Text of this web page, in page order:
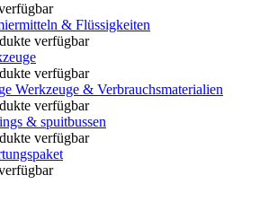
& Flüssigkeiten
verfügbar
verfügbar
Werkzeuge & Verbrauchsmaterialien
verfügbar
& spuitbussen
verfügbar